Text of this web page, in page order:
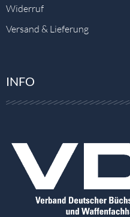
Widerruf
Versand & Lieferung
INFO